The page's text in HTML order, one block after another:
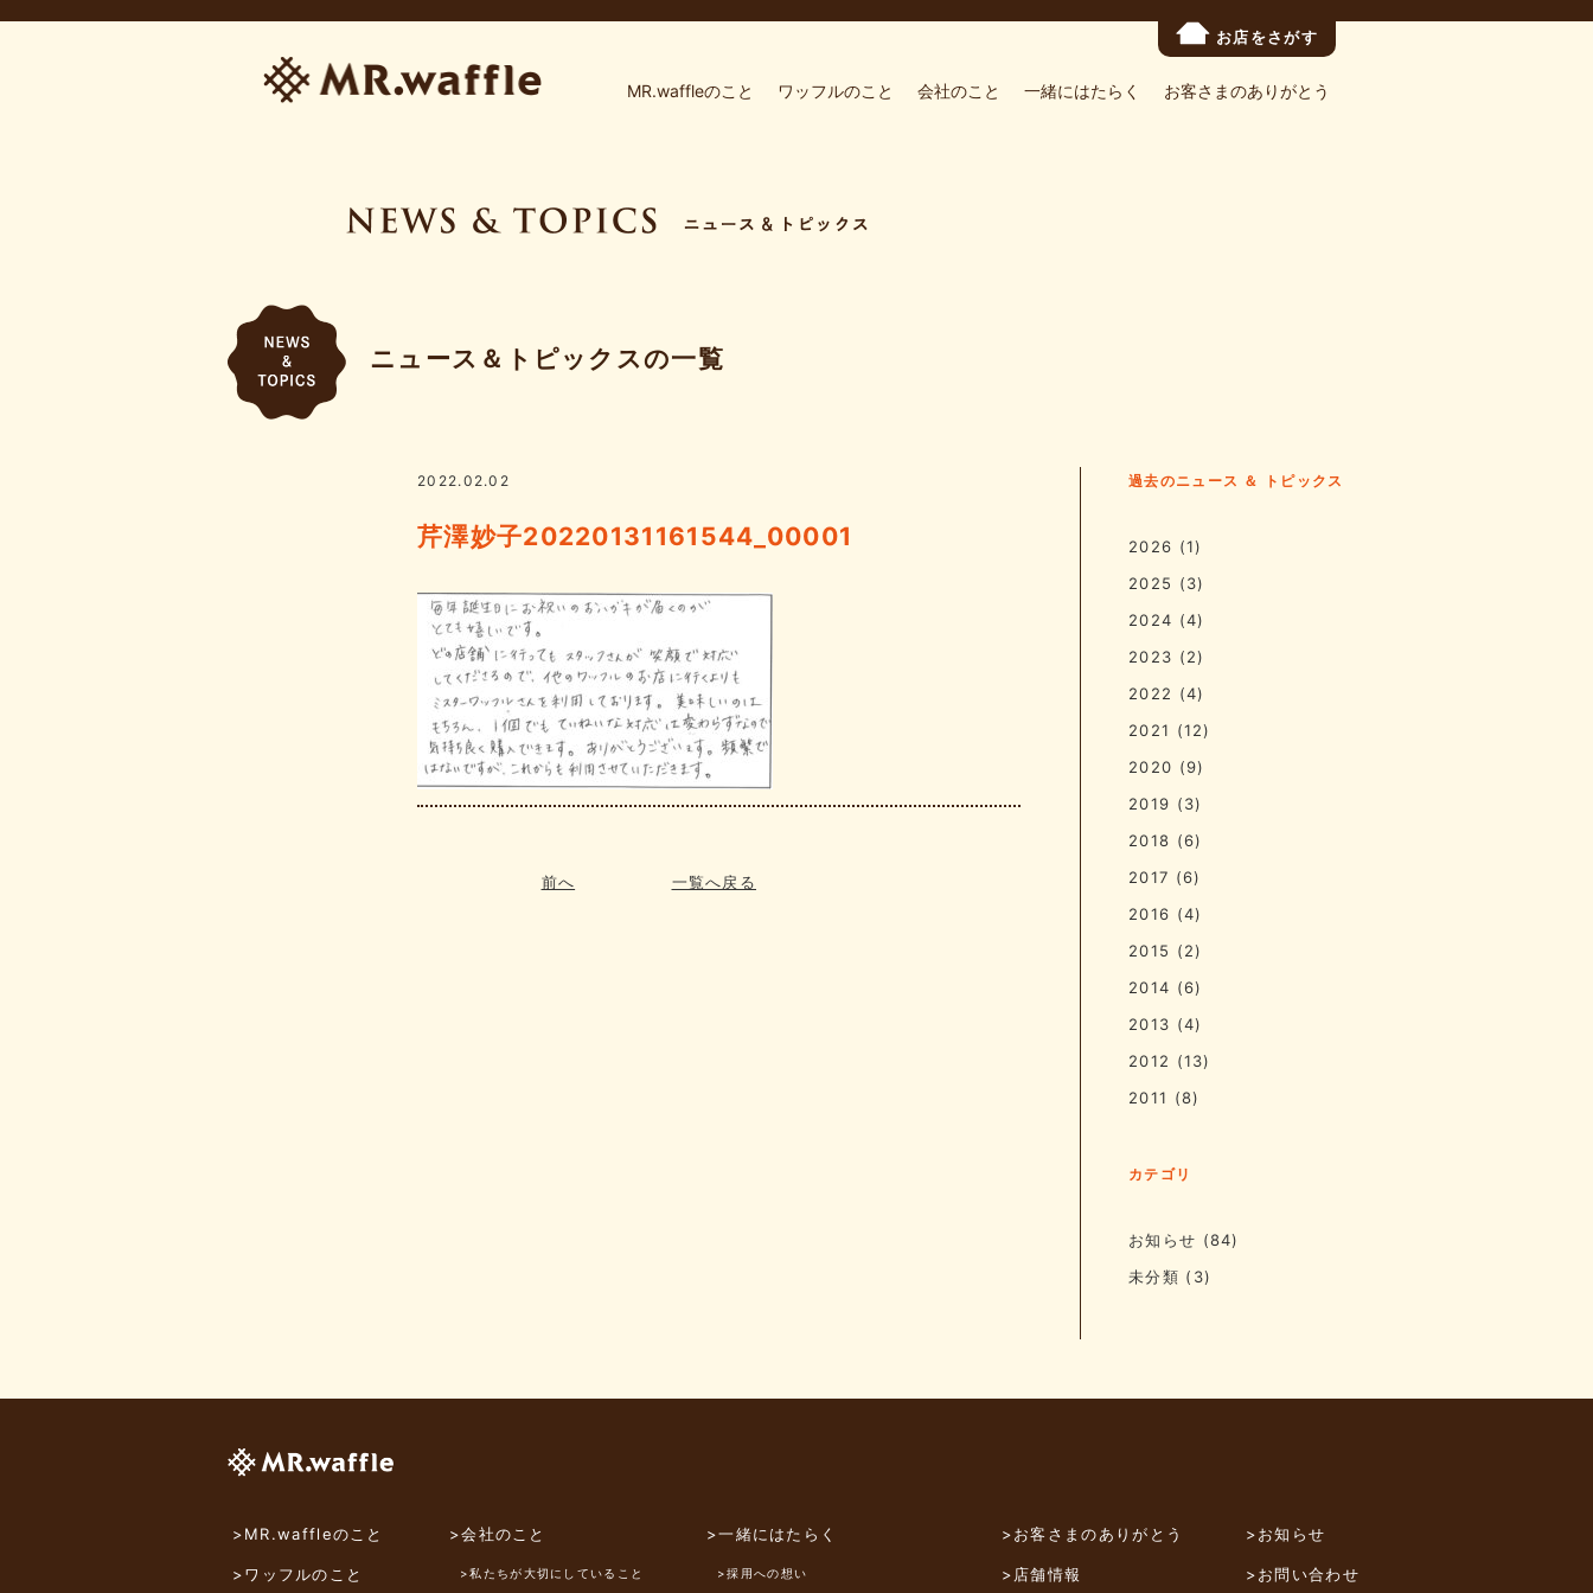
お店をさがす
MR.waffleのこと ワッフルのこと 会社のこと 一緒にはたらく お客さまのありがとう
ニュース＆トピックスの一覧
2022.02.02
芹澤妙子20220131161544_00001
前へ 一覧へ戻る
過去のニュース ＆ トピックス
2026 (1)
2025 (3)
2024 (4)
2023 (2)
2022 (4)
2021 (12)
2020 (9)
2019 (3)
2018 (6)
2017 (6)
2016 (4)
2015 (2)
2014 (6)
2013 (4)
2012 (13)
2011 (8)
カテゴリ
お知らせ (84)
未分類 (3)
>MR.waffleのこと
>ワッフルのこと
>会社のこと
>私たちが大切にしていること
>一緒にはたらく
>採用への想い
>お客さまのありがとう
>店舗情報
>お知らせ
>お問い合わせ